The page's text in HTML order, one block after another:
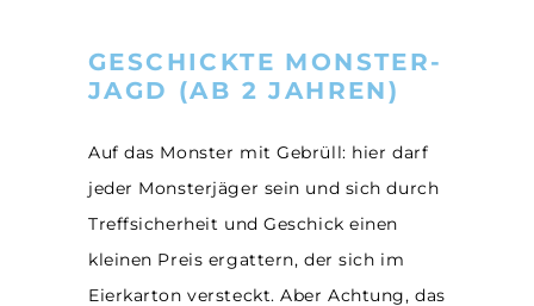
GESCHICKTE MONSTER-
JAGD (AB 2 JAHREN)
Auf das Monster mit Gebrüll: hier darf
jeder Monsterjäger sein und sich durch
Treffsicherheit und Geschick einen
kleinen Preis ergattern, der sich im
Eierkarton versteckt. Aber Achtung, das